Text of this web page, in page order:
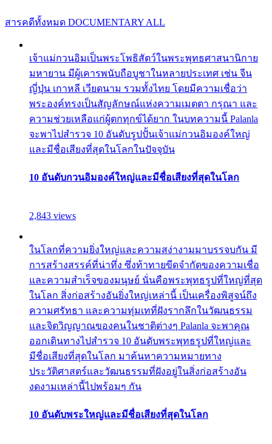
สารคดีทั้งหมด DOCUMENTARY ALL
เจ้าแม่กวนอิมเป็นพระโพธิสัตว์ในพระพุทธศาสนานิกาย
มหายาน มีผู้เคารพนับถือบูชาในหลายประเทศ เช่น จีน
ญี่ปุ่น เกาหลี เวียดนาม รวมทั้งไทย โดยมีความเชื่อว่า
พระองค์ทรงเป็นสัญลักษณ์แห่งความเมตตา กรุณา และ
ความช่วยเหลือแก่ผู้ตกทุกข์ได้ยาก ในบทความนี้ Palanla
จะพาไปสำรวจ 10 อันดับรูปปั้นเจ้าแม่กวนอิมองค์ใหญ่
และมีชื่อเสียงที่สุดในโลกในปัจจุบัน
10 อันดับกวนอิมองค์ใหญ่และมีชื่อเสียงที่สุดในโลก
2,843 views
ในโลกที่ความยิ่งใหญ่และความสง่างามมาบรรจบกัน มี
การสร้างสรรค์ที่น่าทึ่ง ซึ่งท้าทายขีดจำกัดของความเชื่อ
และความสำเร็จของมนุษย์ นั่นคือพระพุทธรูปที่ใหญ่ที่สุด
ในโลก สิ่งก่อสร้างอันยิ่งใหญ่เหล่านี้ เป็นเครื่องพิสูจน์ถึง
ความศรัทธา และความทุ่มเทที่ฝังรากลึกในวัฒนธรรม
และจิตวิญญาณของคนในชาติต่างๆ Palanla จะพาคุณ
ออกเดินทางไปสำรวจ 10 อันดับพระพุทธรูปที่ใหญ่และ
มีชื่อเสียงที่สุดในโลก มาค้นหาความหมายทาง
ประวัติศาสตร์และวัฒนธรรมที่ฝังอยู่ในสิ่งก่อสร้างอัน
งดงามเหล่านี้ไปพร้อมๆ กัน
10 อันดับพระใหญ่และมีชื่อเสียงที่สุดในโลก